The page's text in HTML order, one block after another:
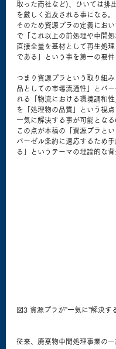
取った商社など)、ひいては排
を厳しく追及される事になる。
そのため資源プラの定義にお
で「これ以上の前処理や中間処
直接全量を基材として再生処
である」という事を第一の要件
つまり資源プラという取り組
品としての市場流通性」とバ
れる「物流における環境調和
を「処理物の品質」という視
一気に解決する事が可能となる
この点が本稿の「資源プラと
バーゼル条約に適応するため
る」というテーマの理論的な背
図3 資源プラが”一気に”解決す
従来、廃棄物中間処理事業の